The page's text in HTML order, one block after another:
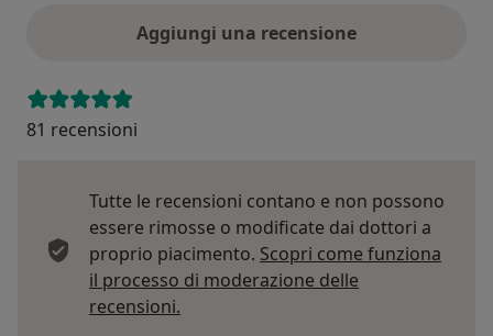
Aggiungi una recensione
81 recensioni
Tutte le recensioni contano e non possono
essere rimosse o modificate dai dottori a
proprio piacimento. Scopri come funziona
il processo di moderazione delle
recensioni.